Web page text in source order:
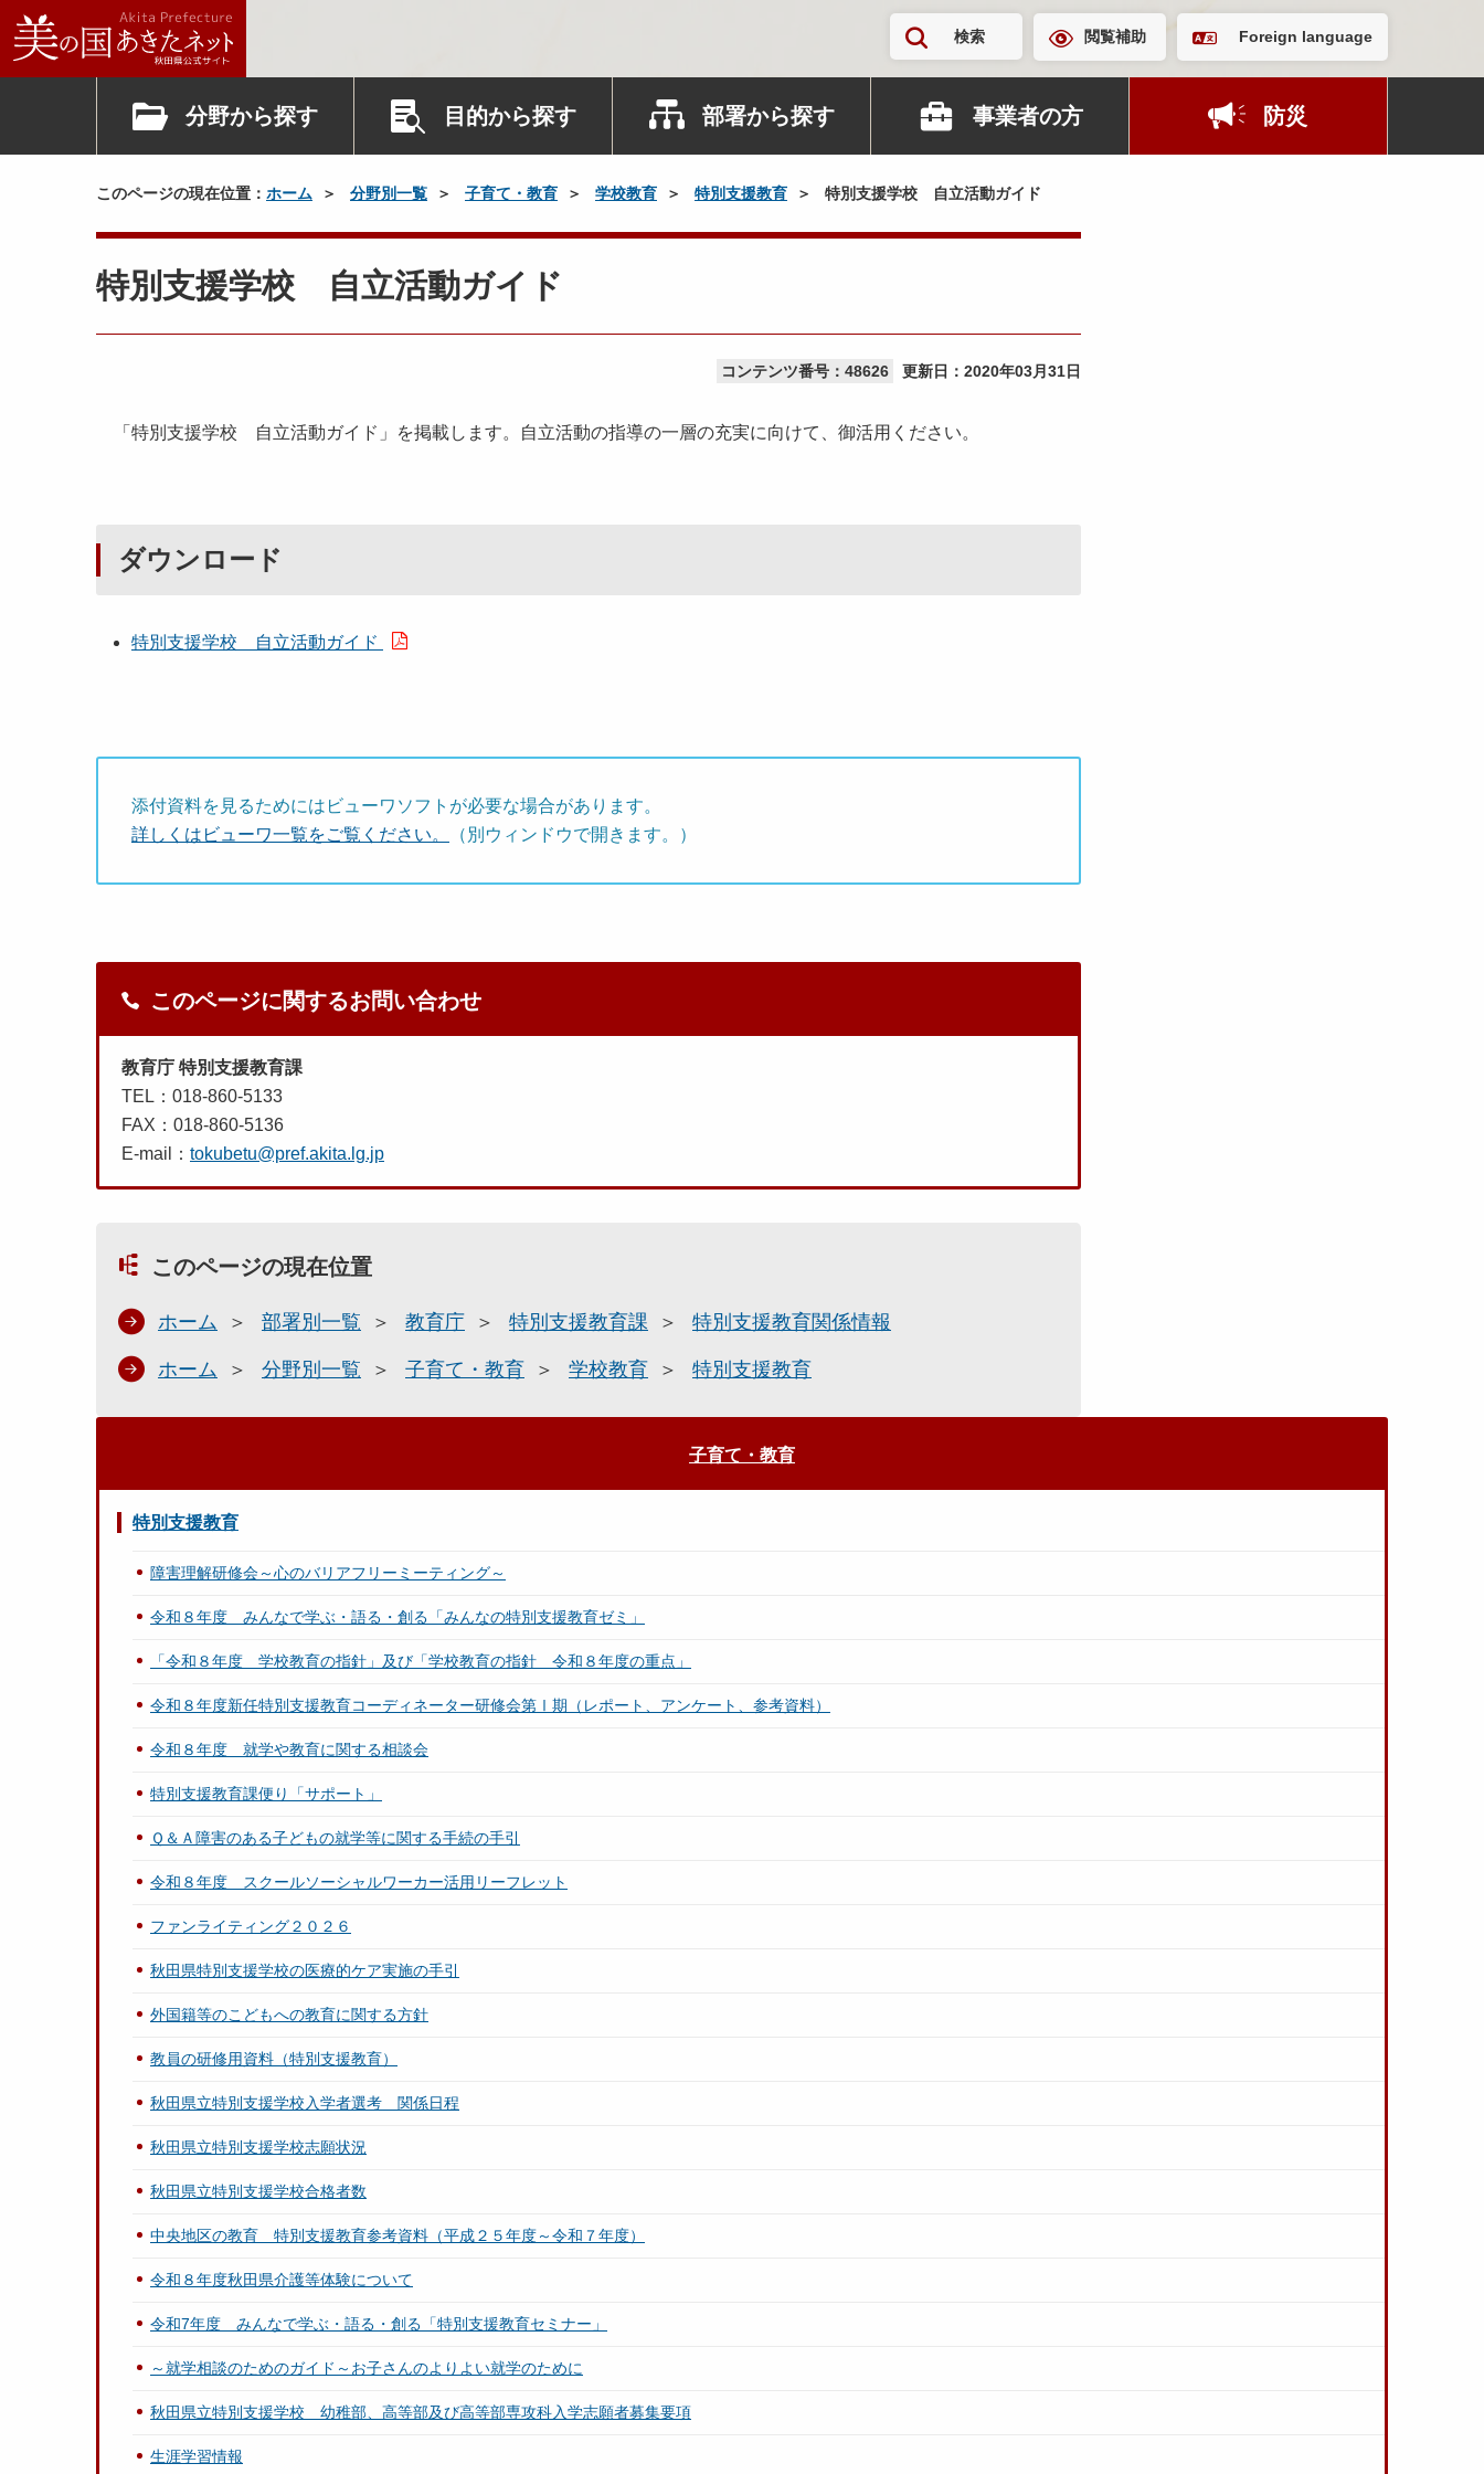
検索 閲覧補助 Foreign language
分野から探す 目的から探す 部署から探す 事業者の方 防災
このページの現在位置： ホーム 分野別一覧 子育て・教育 学校教育 特別支援教育 特別支援学校 自立活動ガイド
特別支援学校 自立活動ガイド
コンテンツ番号：48626 更新日： 2020年03月31日
「特別支援学校 自立活動ガイド」を掲載します。自立活動の指導の一層の充実に向けて、御活用ください。
ダウンロード
特別支援学校 自立活動ガイド
添付資料を見るためにはビューワソフトが必要な場合があります。
詳しくはビューワ一覧をご覧ください。
（別ウィンドウで開きます。）
このページに関するお問い合わせ
教育庁 特別支援教育課
TEL：018-860-5133
FAX：018-860-5136
E-mail： tokubetu@pref.akita.lg.jp
このページの現在位置
ホーム 部署別一覧 教育庁 特別支援教育課 特別支援教育関係情報
ホーム 分野別一覧 子育て・教育 学校教育 特別支援教育
子育て・教育
特別支援教育
障害理解研修会～心のバリアフリーミーティング～
令和８年度 みんなで学ぶ・語る・創る「みんなの特別支援教育ゼミ」
「令和８年度 学校教育の指針」及び「学校教育の指針 令和８年度の重点」
令和８年度新任特別支援教育コーディネーター研修会第Ⅰ期（レポート、アンケート、参考資料）
令和８年度 就学や教育に関する相談会
特別支援教育課便り「サポート」
Ｑ＆Ａ障害のある子どもの就学等に関する手続の手引
令和８年度 スクールソーシャルワーカー活用リーフレット
ファンライティング２０２６
秋田県特別支援学校の医療的ケア実施の手引
外国籍等のこどもへの教育に関する方針
教員の研修用資料（特別支援教育）
秋田県立特別支援学校入学者選考 関係日程
秋田県立特別支援学校志願状況
秋田県立特別支援学校合格者数
中央地区の教育 特別支援教育参考資料（平成２５年度～令和７年度）
令和８年度秋田県介護等体験について
令和7年度 みんなで学ぶ・語る・創る「特別支援教育セミナー」
～就学相談のためのガイド～お子さんのよりよい就学のために
秋田県立特別支援学校 幼稚部、高等部及び高等部専攻科入学志願者募集要項
生涯学習情報